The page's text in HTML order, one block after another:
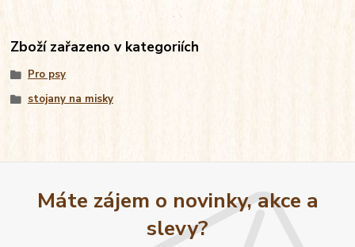
Zboží zařazeno v kategoriích
Pro psy
stojany na misky
Máte zájem o novinky, akce a
slevy?